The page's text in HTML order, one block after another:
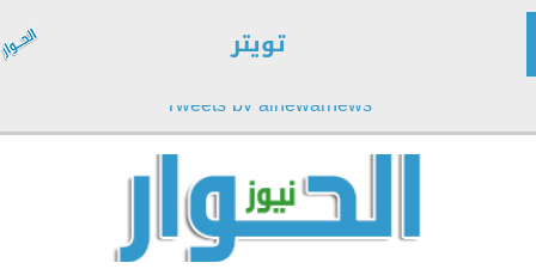
تويتر
Tweets by alhewarnews